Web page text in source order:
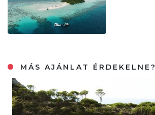
MÁS AJÁNLAT ÉRDEKELNE?